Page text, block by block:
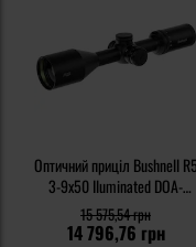
Оптичний приціл Bushnell R5
3-9x50 Iluminated DOA-
LRH800 - Black
14 796,76 грн
15 575,54 грн